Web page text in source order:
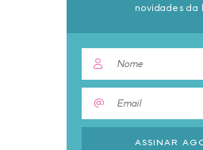
novidades da
ASSINAR